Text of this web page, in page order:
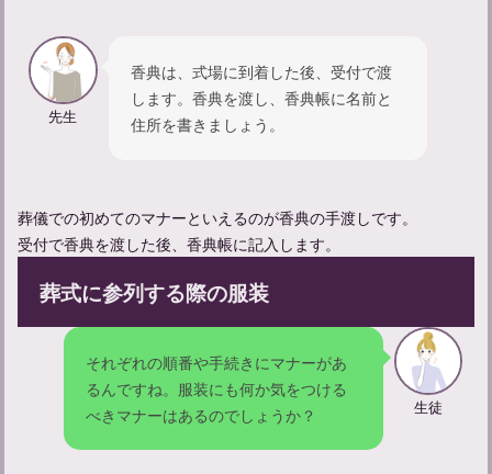
出棺の挨拶マナー：一連の流れや挨拶の例文などを解説
【会葬の御礼】返礼品選びガイド：失礼のない選び方とポイント
先生
香典は、式場に到着した後、受付で渡
します。香典を渡し、香典帳に名前と
住所を書きましょう。
葬儀での初めてのマナーといえるのが香典の手渡しです。
受付で香典を渡した後、香典帳に記入します。
葬式に参列する際の服装
それぞれの順番や手続きにマナーがあ
るんですね。服装にも何か気をつける
べきマナーはあるのでしょうか？
生徒